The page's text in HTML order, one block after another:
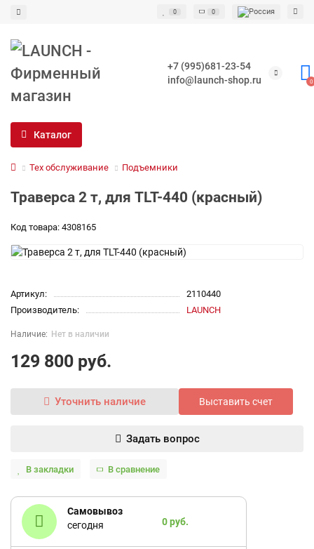
0 0
+7 (995)681-23-54
info@launch-shop.ru
0
Каталог
Тех обслуживание Подъемники
Траверса 2 т, для TLT-440 (красный)
Код товара: 4308165
Артикул:
2110440
Производитель:
LAUNCH
Нет в наличии
129 800 руб.
Уточнить наличие Выставить счет
Задать вопрос
В закладки В сравнение
Самовывоз
сегодня
0 руб.